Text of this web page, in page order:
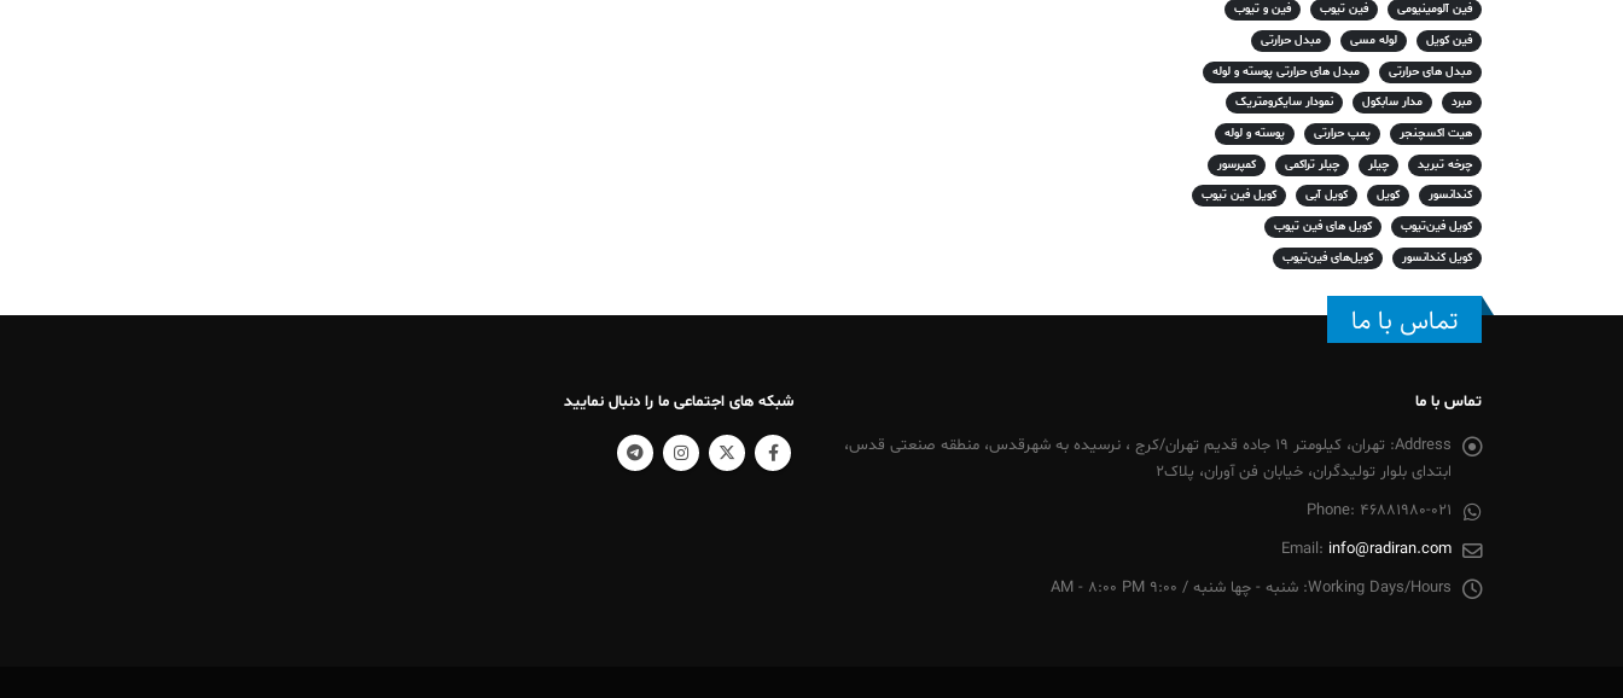
فین آلومینیومی
فین تیوب
فین و تیوب
فین کویل
لوله مسی
مبدل حرارتی
مبدل های حرارتی
مبدل های حرارتی پوسته و لوله
مبرد
مدار سابکول
نمودار سایکرومتریک
هیت اکسچنجر
پمپ حرارتی
پوسته و لوله
چرخه تبرید
چیلر چیلر تراکمی
کمپرسور
کندانسور
کویل کویل آبی
کویل فین تیوب
کویل فین‌تیوب
کویل های فین تیوب
کویل کندانسور
کویل‌های فین‌تیوب
تماس با ما
تماس با ما
Address:
تهران، کیلومتر 19 جاده قدیم تهران/کرج ، نرسیده به شهرقدس، منطقه صنعتی قدس،
ابتدای بلوار تولیدگران، خیابان فن آوران، پلاک2
Phone: 46881980-021
Email: info@radiran.com
Working Days/Hours: شنبه - چها شنبه / 9:00 AM - 8:00 PM
شبکه های اجتماعی ما را دنبال نمایید